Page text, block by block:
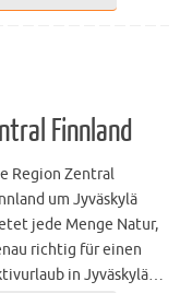
Finnland
Region Zentral
um Jyväskylä
jede Menge Natur,
richtig für einen
in Jyväskylä…